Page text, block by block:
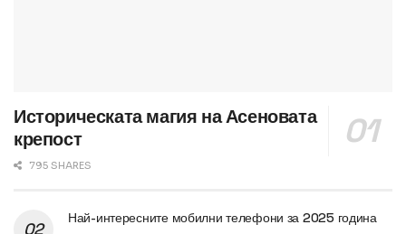
Историческата магия на Асеновата
крепост
795 SHARES
Най-интересните мобилни телефони за 2025 година